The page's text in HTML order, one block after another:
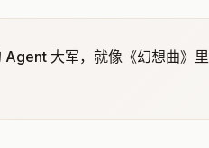
Agent 大军，就像《幻想曲》